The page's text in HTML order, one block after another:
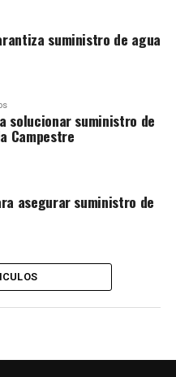
suministro de agua
solucionar suministro de
Campestre
asegurar suministro de